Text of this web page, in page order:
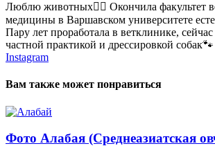
Люблю животных🐕‍🦺 Окончила факультет
медицины в Варшавском университете
Пару лет проработала в ветклинике,
частной практикой и дрессировкой собак🐾
Instagram
Вам также может понравиться
Фото Алабая (Среднеазиатская